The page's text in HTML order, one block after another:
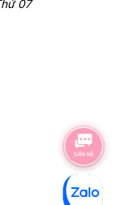
07